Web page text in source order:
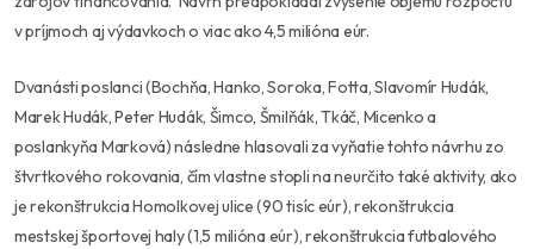
v príjmoch aj výdavkoch o viac ako 4,5 milióna eúr.
Dvanásti poslanci (Bochňa, Hanko, Soroka, Fotta, Slavomír Hudák,
Marek Hudák, Peter Hudák, Šimco, Šmilňák, Tkáč, Micenko a
poslankyňa Marková) následne hlasovali za vyňatie tohto návrhu zo
štvrtkového rokovania, čím vlastne stopli na neurčito také aktivity, ako
je rekonštrukcia Homolkovej ulice (90 tisíc eúr), rekonštrukcia
mestskej športovej haly (1,5 milióna eúr), rekonštrukcia futbalového